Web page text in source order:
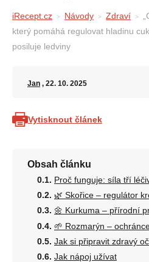
iRecept.cz Návody Zdraví
který pomáhá regulovat hladinu
posiluje ledviny
Jan , 22. 10. 2025
Vytisknout článek
Obsah článku
Proč funguje: síla tří
🌿 Skořice – regulátor
🌼 Kurkuma – přírodní
🌱 Rozmarýn –
Jak si připravit zdravý
Jak nápoj užívat